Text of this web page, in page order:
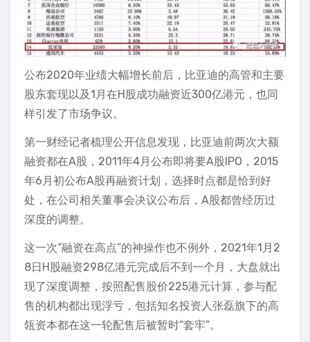
公布2020年业绩大幅增长前后，比亚迪的高管和主要
股东套现以及1月在H股成功融资近300亿港元，也同
样引发了市场争议。
第一财经记者梳理公开信息发现，比亚迪前两次大额
融资都在A股，2011年4月公布即将要A股IPO，2015
年6月初公布A股再融资计划，选择时点都是恰到好
处，在公司相关董事会决议公布后，A股都曾经历过
深度的调整。
这一次“融资在高点”的神操作也不例外，2021年1月2
8日H股融资298亿港元完成后不到一个月，大盘就出
现了深度调整，按照配售股价225港元计算，参与配
售的机构都出现浮亏，包括知名投资人张磊旗下的高
瓴资本都在这一轮配售后被暂时“套牢”。